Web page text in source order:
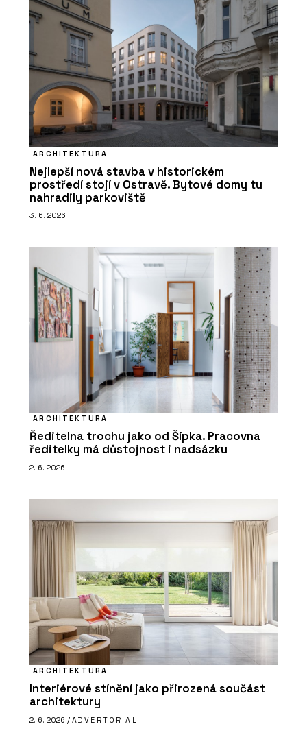
PRODUKTY
Fasádní desky z vysokotlakého
laminátu MEG - CHYTRÉ FASÁDY
ARCHITEKTURA
Nejlepší nová stavba v historickém
prostředí stojí v Ostravě. Bytové domy tu
nahradily parkoviště
3. 6. 2026
ARCHITEKTURA
Ředitelna trochu jako od Šípka. Pracovna
ředitelky má důstojnost i nadsázku
2. 6. 2026
ARCHITEKTURA
Interiérové stínění jako přirozená součást
architektury
2. 6. 2026 / ADVERTORIAL